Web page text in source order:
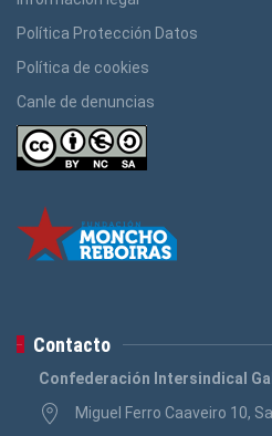
Política Protección Datos
Política de cookies
Canle de denuncias
Contacto
Confederación Intersindical
Miguel Ferro Caaveiro 10,